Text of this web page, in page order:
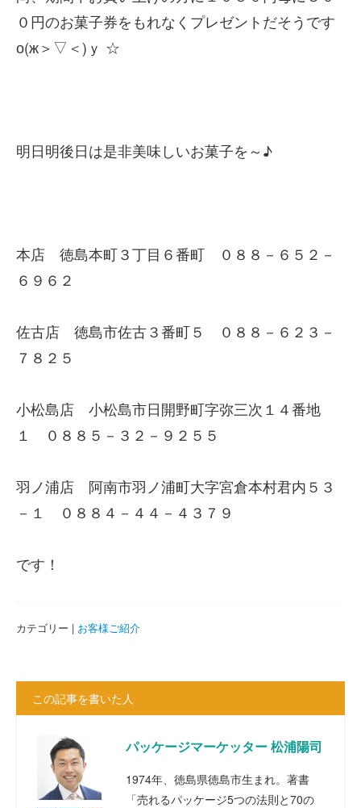
０円のお菓子券をもれなくプレゼントだそうです
о(ж＞▽＜)ｙ ☆
明日明後日は是非美味しいお菓子を～♪
本店 徳島本町３丁目６番町 ０８８－６５２－
６９６２
佐古店 徳島市佐古３番町５ ０８８－６２３－
７８２５
小松島店 小松島市日開野町字弥三次１４番地
１ ０８８５－３２－９２５５
羽ノ浦店 阿南市羽ノ浦町大字宮倉本村君内５３
－１ ０８８４－４４－４３７９
です！
カテゴリー | お客様ご紹介
この記事を書いた人
パッケージマーケッター 松浦陽司
1974年、徳島県徳島市生まれ。著書
「売れるパッケージ5つの法則と70の